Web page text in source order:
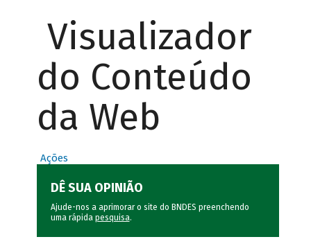
Visualizador
do Conteúdo
da Web
Ações
DÊ SUA OPINIÃO
Ajude-nos a aprimorar o site do BNDES preenchendo
uma rápida pesquisa.